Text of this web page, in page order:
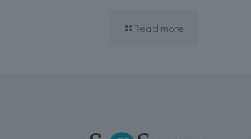
Read more